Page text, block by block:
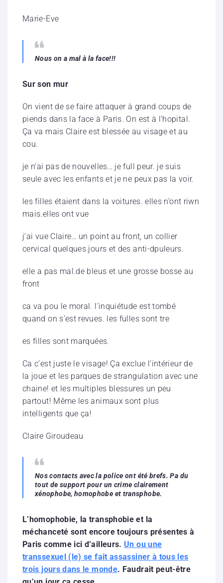
Marie-Eve
Nous on a mal à la face!!!
Sur son mur
On vient de se faire attaquer à grand coups de
piends dans la face à Paris. On est à l’hopital.
Ça va mais Claire est blessée au visage et au
cou.
je n’ai pas de nouvelles… je full peur. je suis
seule avec les enfants et je ne peux pas la voir.
les filles étaient dans la voitures. elles n’ont riwn
mais.elles ont vue
j’ai vue Claire… un point au front, un collier
cervical quelques jours et des anti-dpuleurs.
elle a pas mal.de bleus et une grosse bosse au
front
ca va pou le moral. l’inquiétude est tombé
quand on s’est revues. les fulles sont tre
es filles sont marquées.
Ca c’est juste le visage! Ça exclue l’intérieur de
la joue et les parques de strangulation avec une
chaine! et les multiples blessures un peu
partout! Même les animaux sont plus
intelligents que ça!
Claire Giroudeau
Nos contacts avec la police ont été brefs. Pa du
tout de support pour un crime clairement
xénophobe, homophobe et transphobe.
L’homophobie, la transphobie et la
méchanceté sont encore toujours présentes à
Paris comme ici d’ailleurs. Un ou une
transsexuel (le) se fait assassiner à tous les
trois jours dans le monde. Faudrait peut-être